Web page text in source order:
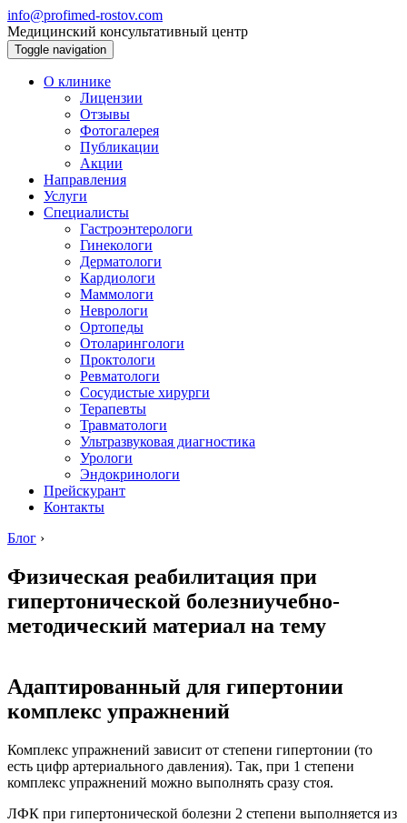
info@profimed-rostov.com
Медицинский консультативный центр
Toggle navigation
О клинике
Лицензии
Отзывы
Фотогалерея
Публикации
Акции
Направления
Услуги
Специалисты
Гастроэнтерологи
Гинекологи
Дерматологи
Кардиологи
Маммологи
Неврологи
Ортопеды
Отоларингологи
Проктологи
Ревматологи
Сосудистые хирурги
Терапевты
Травматологи
Ультразвуковая диагностика
Урологи
Эндокринологи
Прейскурант
Контакты
Блог ›
Физическая реабилитация при
гипертонической болезниучебно-
методический материал на тему
Адаптированный для гипертонии
комплекс упражнений
Комплекс упражнений зависит от степени гипертонии (то
есть цифр артериального давления). Так, при 1 степени
комплекс упражнений можно выполнять сразу стоя.
ЛФК при гипертонической болезни 2 степени выполняется из